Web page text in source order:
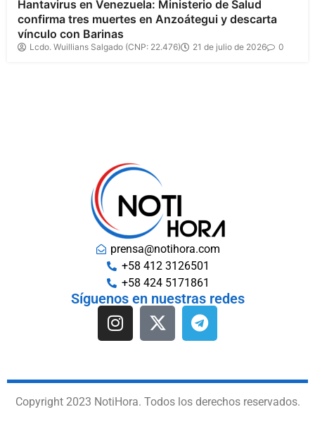
Hantavirus en Venezuela: Ministerio de Salud
confirma tres muertes en Anzoátegui y descarta
vínculo con Barinas
Lcdo. Wuillians Salgado (CNP: 22.476) 21 de julio de 2026 0
prensa@notihora.com
+58 412 3126501
+58 424 5171861
Síguenos en nuestras redes
Copyright 2023 NotiHora. Todos los derechos reservados.